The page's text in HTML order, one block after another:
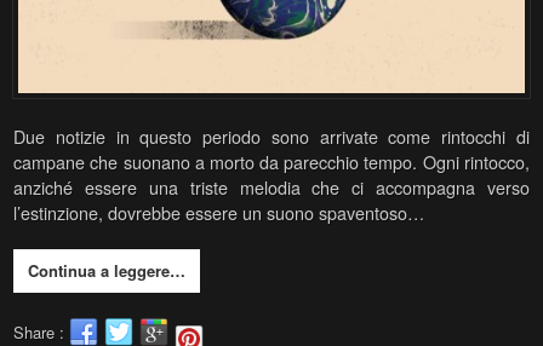
Due notizie in questo periodo sono arrivate come rintocchi di
campane che suonano a morto da parecchio tempo. Ogni rintocco,
anziché essere una triste melodia che ci accompagna verso
l’estinzione, dovrebbe essere un suono spaventoso…
Continua a leggere…
Share :